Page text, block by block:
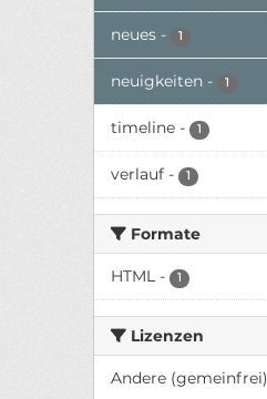
neues - 1
neuigkeiten - 1
timeline - 1
verlauf - 1
Formate
HTML - 1
Lizenzen
Andere (gemeinfrei)